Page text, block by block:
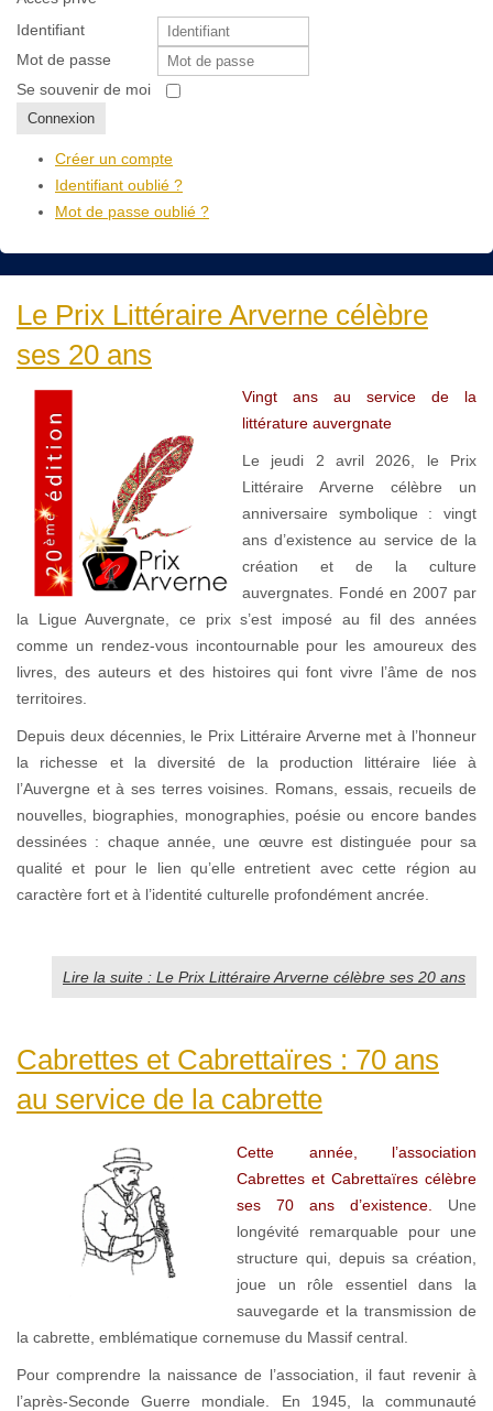
Identifiant
Mot de passe
Se souvenir de moi
Connexion
Créer un compte
Identifiant oublié ?
Mot de passe oublié ?
Le Prix Littéraire Arverne célèbre
ses 20 ans
Vingt ans au service de la
littérature auvergnate
Le jeudi 2 avril 2026, le Prix
Littéraire Arverne célèbre un
anniversaire symbolique : vingt
ans d’existence au service de la
création et de la culture
auvergnates. Fondé en 2007 par
la Ligue Auvergnate, ce prix s’est imposé au fil des années
comme un rendez-vous incontournable pour les amoureux des
livres, des auteurs et des histoires qui font vivre l’âme de nos
territoires.
Depuis deux décennies, le Prix Littéraire Arverne met à l’honneur
la richesse et la diversité de la production littéraire liée à
l’Auvergne et à ses terres voisines. Romans, essais, recueils de
nouvelles, biographies, monographies, poésie ou encore bandes
dessinées : chaque année, une œuvre est distinguée pour sa
qualité et pour le lien qu’elle entretient avec cette région au
caractère fort et à l’identité culturelle profondément ancrée.
Lire la suite : Le Prix Littéraire Arverne célèbre ses 20 ans
Cabrettes et Cabrettaïres : 70 ans
au service de la cabrette
Cette année, l’association
Cabrettes et Cabrettaïres célèbre
ses 70 ans d’existence.
Une
longévité remarquable pour une
structure qui, depuis sa création,
joue un rôle essentiel dans la
sauvegarde et la transmission de
la cabrette, emblématique cornemuse du Massif central.
Pour comprendre la naissance de l’association, il faut revenir à
l’après-Seconde Guerre mondiale. En 1945, la communauté